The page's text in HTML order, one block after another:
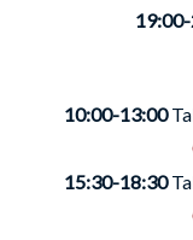
10:00-13:00
15:30-18:30